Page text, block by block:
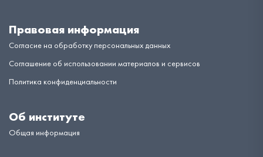
Правовая информация
Согласие на обработку персональных данных
Соглашение об использовании материалов и сервисов
Политика конфиденциальности
Об институте
Общая информация